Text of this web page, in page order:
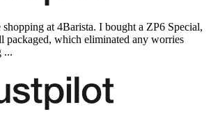
at 4Barista. I bought a ZP6 Special,
packaged, which eliminated any worries
...